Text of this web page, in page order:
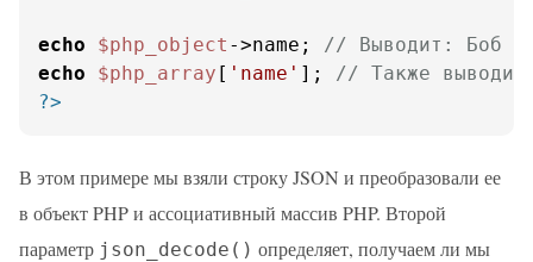
echo $php_object ->name; // Выводит: Боб
echo
$php_array [ 'name' ]; // Также
?>
В этом примере мы взяли строку JSON и преобразовали ее
в объект PHP и ассоциативный массив PHP. Второй
параметр json_decode() определяет, получаем ли мы